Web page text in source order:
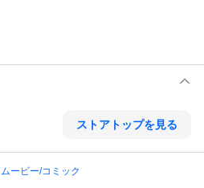
ストアトップを見る
ムービー/コミック